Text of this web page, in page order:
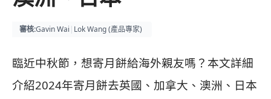
審核:Gavin Wai | Lok Wang (產品專家)
臨近中秋節，想寄月餅給海外親友嗎？本文詳細
介紹2024年寄月餅去英國、加拿大、澳洲、日本